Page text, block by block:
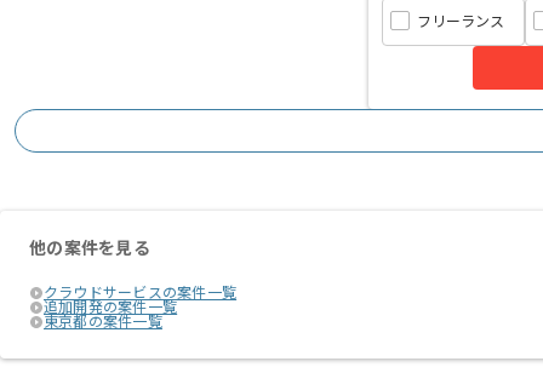
基本的にはフルリモートでの稼働を想
フリーランス
他の案件を見る
クラウドサービスの案件一覧
追加開発の案件一覧
東京都の案件一覧